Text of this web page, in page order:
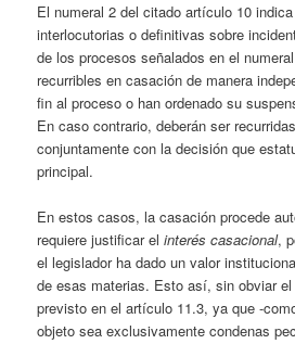
El numeral 2 del citado artículo 10
interlocutorias o definitivas sobre
de los procesos señalados en el
recurribles en casación de manera
fin al proceso o han ordenado su
En caso contrario, deberán ser
conjuntamente con la decisión que
principal.
En estos casos, la casación procede
requiere justificar elinterés casacional,
el legislador ha dado un valor
de esas materias. Esto así, sin obviar
previsto en el artículo 11.3, ya que -
objeto sea exclusivamente condenas